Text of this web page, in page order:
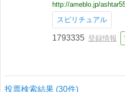
http://ameblo.jp/
スピリチュアル
1793335 登録情報
投票検索結果 (30件)